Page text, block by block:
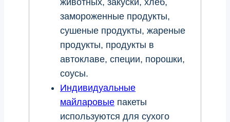
замороженные продукты,
сушеные продукты, жареные
продукты, продукты в
автоклаве, специи, порошки,
соусы.
Индивидуальные
майларовые пакеты
используются для сухого